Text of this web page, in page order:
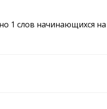
1 слов начинающихся на